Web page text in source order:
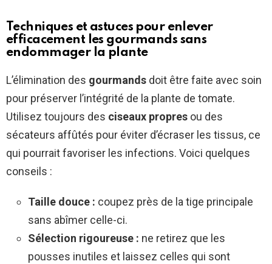
Techniques et astuces pour enlever
efficacement les gourmands sans
endommager la plante
L’élimination des gourmands doit être faite avec soin
pour préserver l’intégrité de la plante de tomate.
Utilisez toujours des ciseaux propres ou des
sécateurs affûtés pour éviter d’écraser les tissus, ce
qui pourrait favoriser les infections. Voici quelques
conseils :
Taille douce : coupez près de la tige principale
sans abîmer celle-ci.
Sélection rigoureuse : ne retirez que les
pousses inutiles et laissez celles qui sont